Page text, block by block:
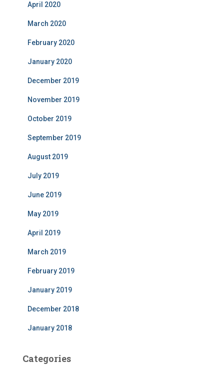
April 2020
March 2020
February 2020
January 2020
December 2019
November 2019
October 2019
September 2019
August 2019
July 2019
June 2019
May 2019
April 2019
March 2019
February 2019
January 2019
December 2018
January 2018
Categories